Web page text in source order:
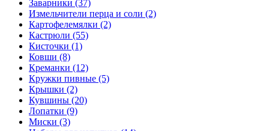
Заварники (37)
Измельчители перца и соли (2)
Картофелемялки (2)
Кастрюли (55)
Кисточки (1)
Ковши (8)
Креманки (12)
Кружки пивные (5)
Крышки (2)
Кувшины (20)
Лопатки (9)
Миски (3)